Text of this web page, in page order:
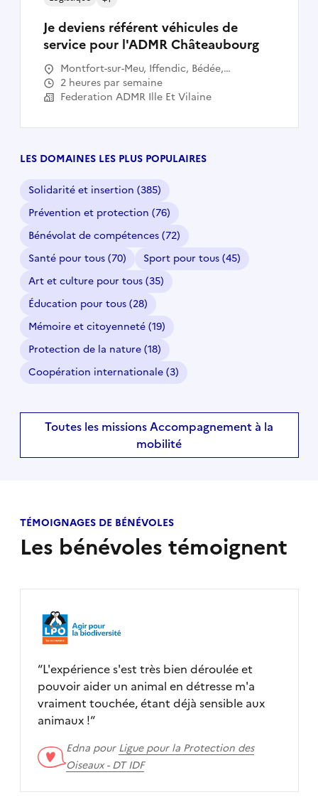
Je deviens référent véhicules de
service pour l'ADMR Châteaubourg
Montfort-sur-Meu, Iffendic, Bédée,
Pleumeleuc, Clayes, Breteil, La Chapelle-
Thouarault, Talensac, Le Verger
2 heures par semaine
Federation ADMR Ille Et Vilaine
LES DOMAINES LES PLUS POPULAIRES
Solidarité et insertion (385)
Prévention et protection (76)
Bénévolat de compétences(72)
Santé pour tous(70) Sport pour tous(45)
Art et culture pour tous(35)
Éducation pour tous(28)
Mémoire et citoyenneté(19)
Protection de la nature(18)
Coopération internationale(3)
Toutes les missions Accompagnement à la
mobilité
TÉMOIGNAGES DE BÉNÉVOLES
Les bénévoles témoignent
“L'expérience s'est très bien déroulée et
pouvoir aider un animal en détresse m'a
vraiment touchée, étant déjà sensible aux
animaux !“
Edna pourLigue pour la Protection des
Oiseaux - DT IDF